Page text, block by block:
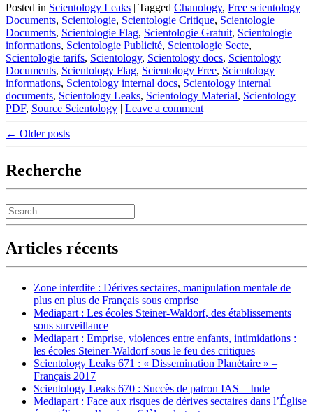
Posted in Scientology Leaks | Tagged Chanology, Free scientology
Documents, Scientologie, Scientologie Critique, Scientologie
Documents, Scientologie Flag, Scientologie Gratuit, Scientologie
informations, Scientologie Publicité, Scientologie Secte,
Scientologie tarifs, Scientology, Scientology docs, Scientology
Documents, Scientology Flag, Scientology Free, Scientology
informations, Scientology internal docs, Scientology internal
documents, Scientology Leaks, Scientology Material, Scientology
PDF, Source Scientology | Leave a comment
Post
navigation
← Older posts
Recherche
Search
Articles récents
Zone interdite : Dérives sectaires, manipulation mentale de
plus en plus de Français sous emprise
Mediapart : Les écoles Steiner-Waldorf, des établissements
sous surveillance
Mediapart : Emprise, violences entre enfants, intimidations :
les écoles Steiner-Waldorf sous le feu des critiques
Scientology Leaks 671 : « Dissemination Planétaire » –
Français 2017
Scientology Leaks 670 : Succès de patron IAS – Inde
Mediapart : Face aux risques de dérives sectaires dans l’Église